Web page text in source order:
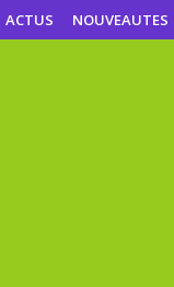
ACTUS NOUVEAUTES